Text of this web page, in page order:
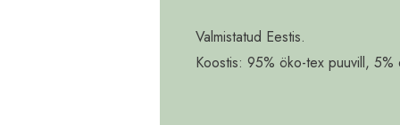
Valmistatud Eestis.
Koostis: 95% öko-tex puuvill, 5%